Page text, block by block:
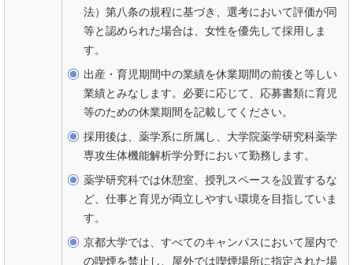
法）第八条の規程に基づき、選考において評価が同
等と認められた場合は、女性を優先して採用しま
す。
出産・育児期間中の業績を休業期間の前後と等しい
業績とみなします。必要に応じて、応募書類に育児
等のための休業期間を記載してください。
採用後は、薬学系に所属し、大学院薬学研究科薬学
専攻生体機能解析学分野において勤務します。
薬学研究科では休憩室、授乳スペースを設置するな
ど、仕事と育児が両立しやすい環境を目指していま
す。
京都大学では、すべてのキャンパスにおいて屋内で
の喫煙を禁止し、屋外では喫煙場所に指定された場